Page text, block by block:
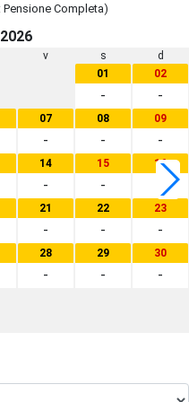
Pensione Completa)
v s
d
01
-
02
-
07
-
08
-
09
-
14
-
15
-
16
21
-
22
-
23
-
28
-
29
-
30
-